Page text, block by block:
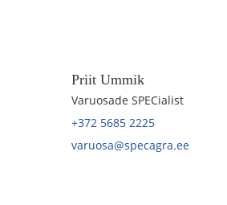
Priit Ummik
Varuosade SPECialist
+372 5685 2225
varuosa@specagra.ee